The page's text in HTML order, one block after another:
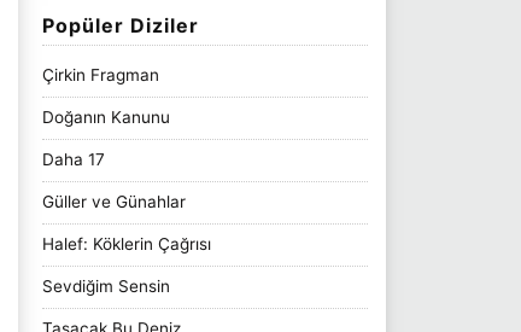
Popüler Diziler
Çirkin Fragman
Doğanın Kanunu
Daha 17
Güller ve Günahlar
Halef: Köklerin Çağrısı
Sevdiğim Sensin
Taşacak Bu Deniz